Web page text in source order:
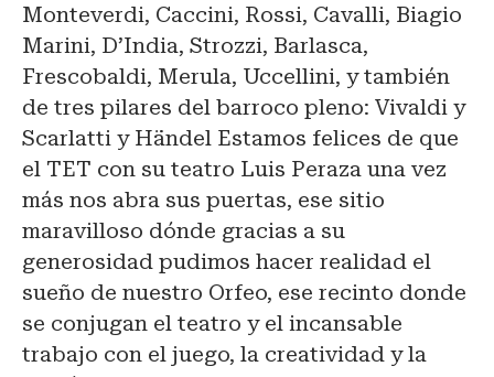
Monteverdi, Caccini, Rossi, Cavalli, Biagio
Marini, D’India, Strozzi, Barlasca,
Frescobaldi, Merula, Uccellini, y también
de tres pilares del barroco pleno: Vivaldi y
Scarlatti y Händel Estamos felices de que
el TET con su teatro Luis Peraza una vez
más nos abra sus puertas, ese sitio
maravilloso dónde gracias a su
generosidad pudimos hacer realidad el
sueño de nuestro Orfeo, ese recinto donde
se conjugan el teatro y el incansable
trabajo con el juego, la creatividad y la